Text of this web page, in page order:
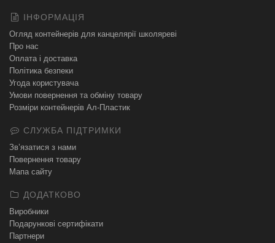
ІНФОРМАЦІЯ
Огляд контейнерів для канцелярії школяреві
Про нас
Оплата і доставка
Політика безпеки
Угода користувача
Умови повернення та обміну товару
Розміри контейнерів Ал-Пластик
СЛУЖБА ПІДТРИМКИ
Зв’язатися з нами
Повернення товару
Мапа сайту
ДОДАТКОВО
Виробники
Подарункові сертифікати
Партнери